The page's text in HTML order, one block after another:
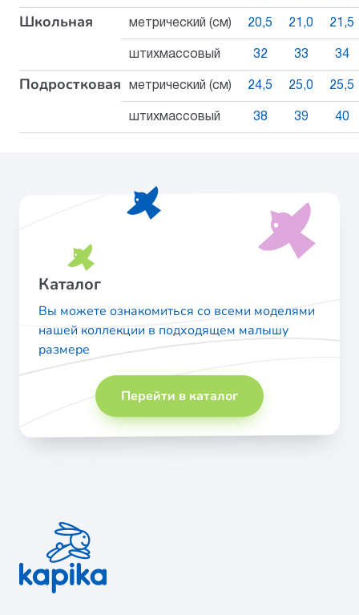
Школьная метрический (см)
штихмассовый
20,5
32
21,0
33
21,5
34
Подростковая метрический (см)
штихмассовый
24,5
38
25,0
39
25,5
40
Каталог
Вы можете ознакомиться со всеми моделями
нашей коллекции в подходящем малышу
размере
Перейти в каталог